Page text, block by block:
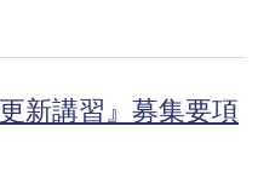
新講習』募集要項